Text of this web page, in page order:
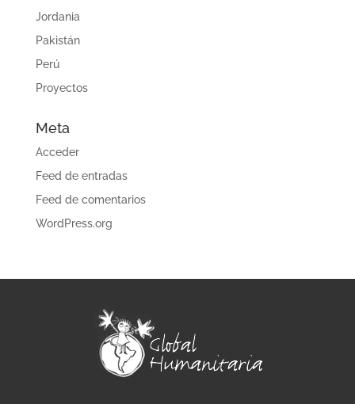
Jordania
Pakistán
Perú
Proyectos
Meta
Acceder
Feed de entradas
Feed de comentarios
WordPress.org